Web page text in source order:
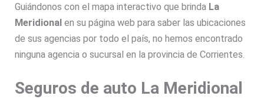
Guiándonos con el mapa interactivo que brinda La
Meridional en su página web para saber las ubicaciones
de sus agencias por todo el país, no hemos encontrado
ninguna agencia o sucursal en la provincia de Corrientes.
Seguros de auto La Meridional